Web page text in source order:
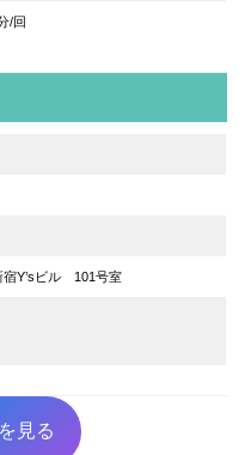
/回
宿Y’sビル 101号室
見る